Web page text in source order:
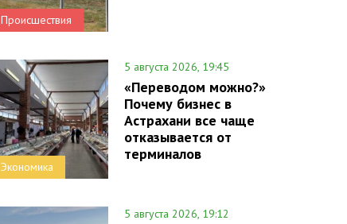
Происшествия
Экономика
5 августа 2026, 19:45
«Переводом можно?»
Почему бизнес в
Астрахани все чаще
отказывается от
терминалов
5 августа 2026, 19:12